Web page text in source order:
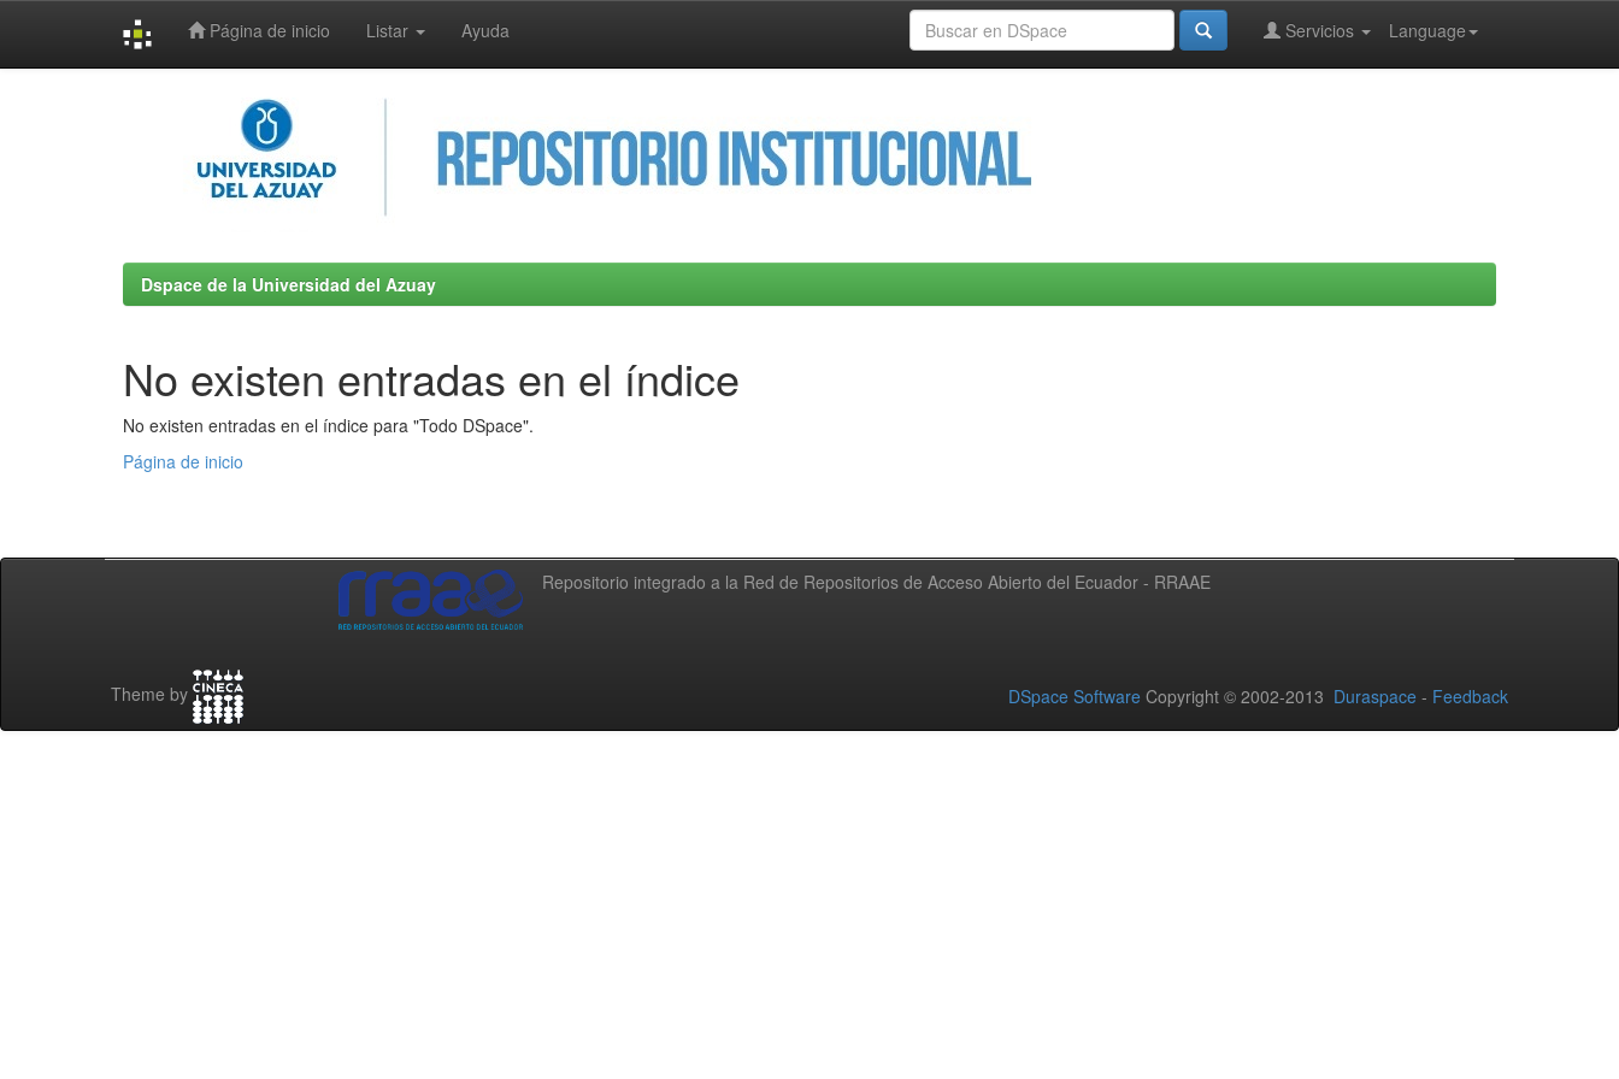
Página de inicio Listar Ayuda Language
Servicios
Dspace de la Universidad del Azuay
No existen entradas en el índice
No existen entradas en el índice para "Todo DSpace".
Página de inicio
Repositorio integrado a la Red de Repositorios de Acceso Abierto del Ecuador - RRAAE
Theme by DSpace Software Copyright © 2002-2013 Duraspace - Feedback